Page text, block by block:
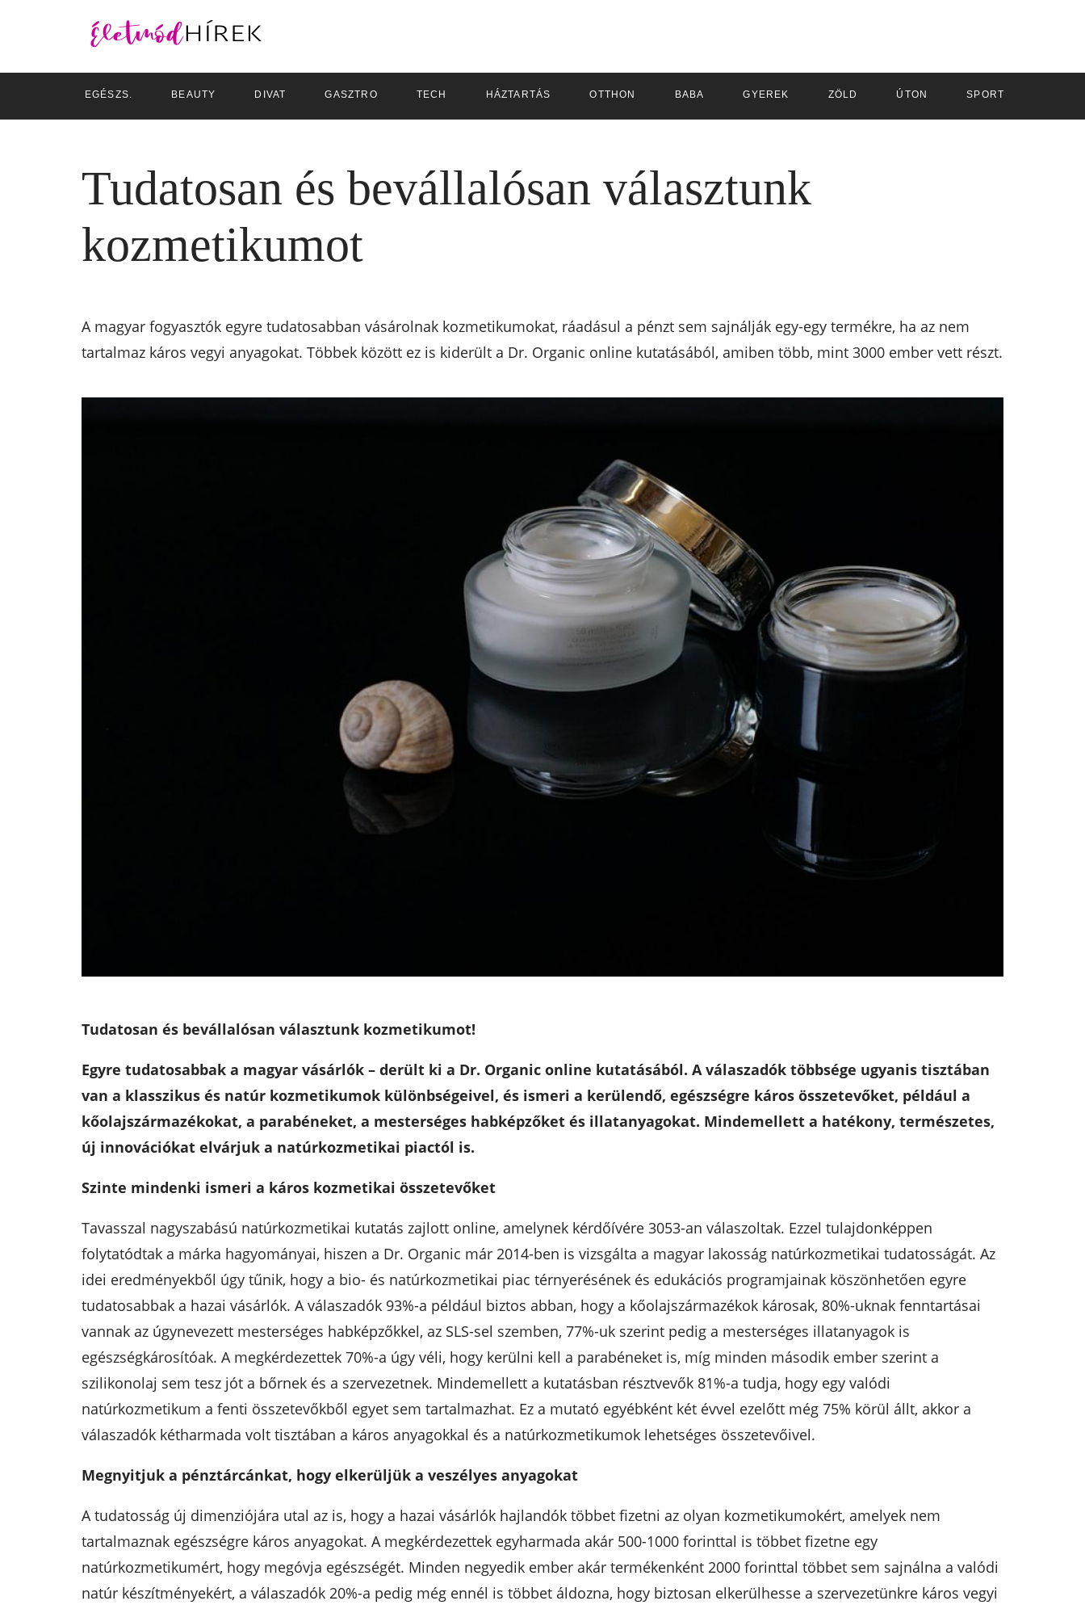
EGÉSZS. BEAUTY DIVAT GASZTRO TECH HÁZTARTÁS OTTHON BABA GYEREK ZÖLD ÚTON SPORT
Tudatosan és bevállalósan választunk
kozmetikumot
A magyar fogyasztók egyre tudatosabban vásárolnak kozmetikumokat, ráadásul a pénzt sem sajnálják egy-egy termékre, ha az nem
tartalmaz káros vegyi anyagokat. Többek között ez is kiderült a Dr. Organic online kutatásából, amiben több, mint 3000 ember vett részt.
Tudatosan és bevállalósan választunk kozmetikumot!
Egyre tudatosabbak a magyar vásárlók – derült ki a Dr. Organic online kutatásából. A válaszadók többsége ugyanis tisztában
van a klasszikus és natúr kozmetikumok különbségeivel, és ismeri a kerülendő, egészségre káros összetevőket, például a
kőolajszármazékokat, a parabéneket, a mesterséges habképzőket és illatanyagokat. Mindemellett a hatékony, természetes,
új innovációkat elvárjuk a natúrkozmetikai piactól is.
Szinte mindenki ismeri a káros kozmetikai összetevőket
Tavasszal nagyszabású natúrkozmetikai kutatás zajlott online, amelynek kérdőívére 3053-an válaszoltak. Ezzel tulajdonképpen
folytatódtak a márka hagyományai, hiszen a Dr. Organic már 2014-ben is vizsgálta a magyar lakosság natúrkozmetikai tudatosságát. Az
idei eredményekből úgy tűnik, hogy a bio- és natúrkozmetikai piac térnyerésének és edukációs programjainak köszönhetően egyre
tudatosabbak a hazai vásárlók. A válaszadók 93%-a például biztos abban, hogy a kőolajszármazékok károsak, 80%-uknak fenntartásai
vannak az úgynevezett mesterséges habképzőkkel, az SLS-sel szemben, 77%-uk szerint pedig a mesterséges illatanyagok is
egészségkárosítóak. A megkérdezettek 70%-a úgy véli, hogy kerülni kell a parabéneket is, míg minden második ember szerint a
szilikonolaj sem tesz jót a bőrnek és a szervezetnek. Mindemellett a kutatásban résztvevők 81%-a tudja, hogy egy valódi
natúrkozmetikum a fenti összetevőkből egyet sem tartalmazhat. Ez a mutató egyébként két évvel ezelőtt még 75% körül állt, akkor a
válaszadók kétharmada volt tisztában a káros anyagokkal és a natúrkozmetikumok lehetséges összetevőivel.
Megnyitjuk a pénztárcánkat, hogy elkerüljük a veszélyes anyagokat
A tudatosság új dimenziójára utal az is, hogy a hazai vásárlók hajlandók többet fizetni az olyan kozmetikumokért, amelyek nem
tartalmaznak egészségre káros anyagokat. A megkérdezettek egyharmada akár 500-1000 forinttal is többet fizetne egy
natúrkozmetikumért, hogy megóvja egészségét. Minden negyedik ember akár termékenként 2000 forinttal többet sem sajnálna a valódi
natúr készítményekért, a válaszadók 20%-a pedig még ennél is többet áldozna, hogy biztosan elkerülhesse a szervezetünkre káros vegyi